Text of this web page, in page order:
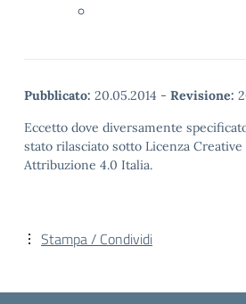
Pubblicato: 20.05.2014 - Revisione:
Eccetto dove diversamente
stato rilasciato sotto Licenza Creative
Attribuzione 4.0 Italia.
Stampa / Condividi